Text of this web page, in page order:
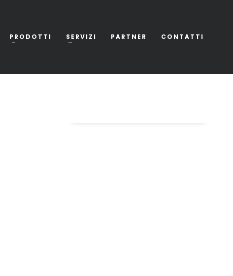
PRODOTTI SERVIZI PARTNER CONTATTI